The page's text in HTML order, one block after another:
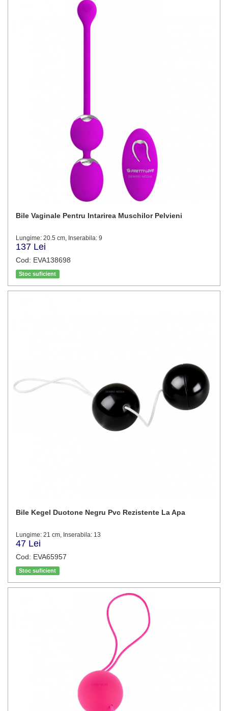
Bile Vaginale Pentru Intarirea Muschilor Pelvieni
Lungime: 20.5 cm, Inserabila: 9
137 Lei
Cod: EVA138698
Stoc suficient
Bile Kegel Duotone Negru Pvc Rezistente La Apa
Lungime: 21 cm, Inserabila: 13
47 Lei
Cod: EVA65957
Stoc suficient